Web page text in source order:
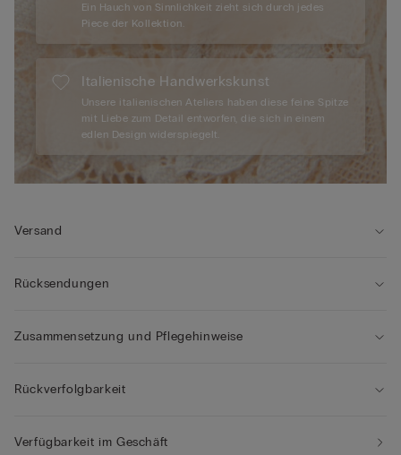
Ein Hauch von Sinnlichkeit zieht sich durch jedes
Piece der Kollektion.
Italienische Handwerkskunst
Unsere italienischen Ateliers haben diese feine Spitze
mit Liebe zum Detail entworfen, die sich in einem
edlen Design widerspiegelt.
Versand
Rücksendungen
Zusammensetzung und Pflegehinweise
Rückverfolgbarkeit
Verfügbarkeit im Geschäft